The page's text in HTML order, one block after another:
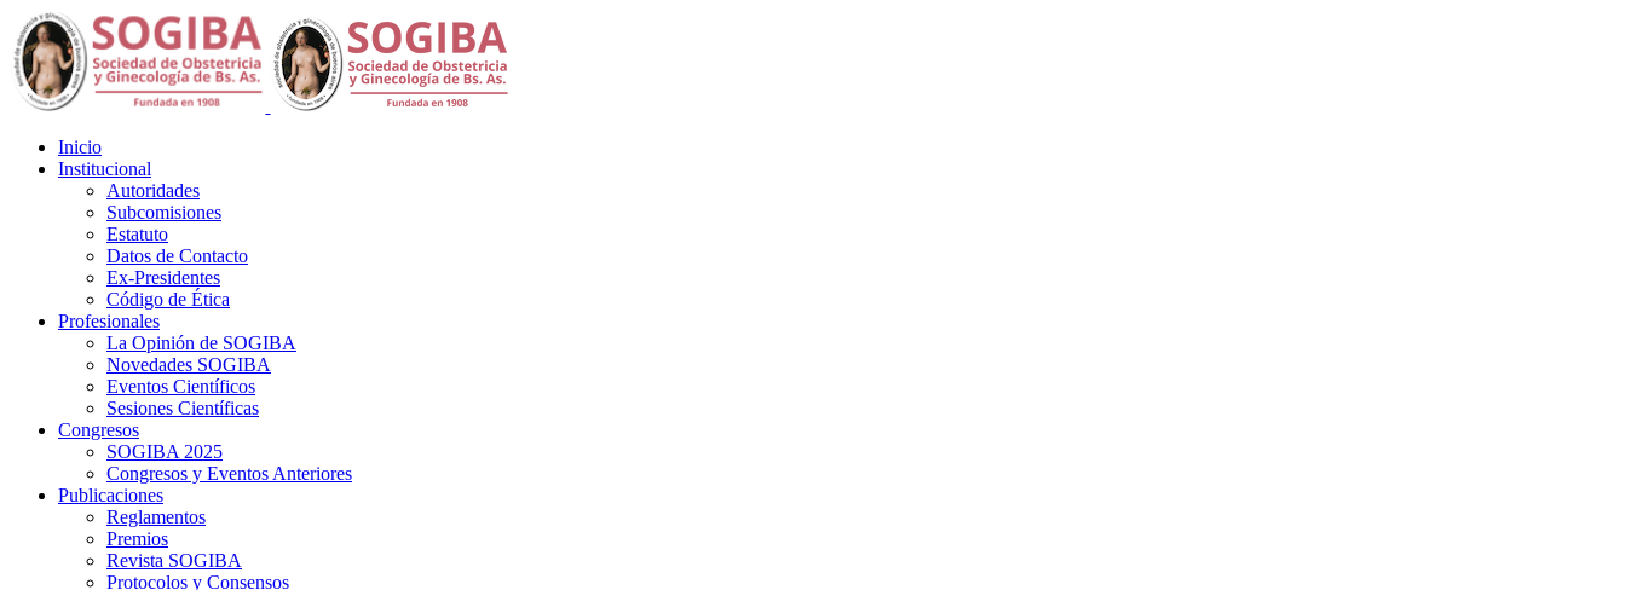
Inicio
Institucional
Autoridades
Subcomisiones
Estatuto
Datos de Contacto
Ex-Presidentes
Código de Ética
Profesionales
La Opinión de SOGIBA
Novedades SOGIBA
Eventos Científicos
Sesiones Científicas
Congresos
SOGIBA 2025
Congresos y Eventos Anteriores
Publicaciones
Reglamentos
Premios
Revista SOGIBA
Protocolos y Consensos